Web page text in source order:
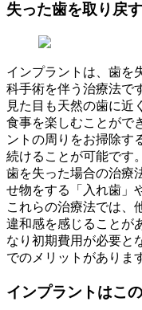
失った歯を取り戻
インプラントは、歯を
科手術を伴う治療法で
見た目も天然の歯に近
食事を楽しむことがで
ントの周りをお掃除す
続けることが可能です。
歯を失った場合の治療
せ物をする「入れ歯」
これらの治療法では、
違和感を感じることが
なり初期費用が必要と
でのメリットがありま
インプラントはこ